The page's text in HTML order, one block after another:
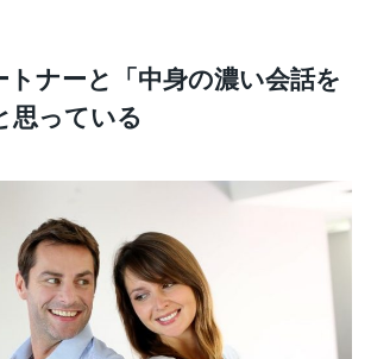
トナーと「中身の濃い会話を
思っている